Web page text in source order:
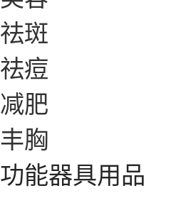
祛斑
祛痘
减肥
丰胸
功能器具用品